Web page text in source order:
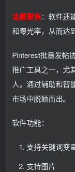
话题聚焦：软件还
和曝光率，从而达
Pinterest批量发帖
推广工具之一，尤
人。通过辅助和智
市场中脱颖而出。
软件功能：
支持关键词变
支持图片